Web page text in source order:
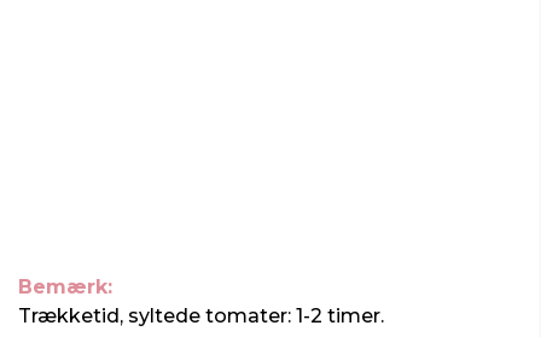
Bemærk:
Trækketid, syltede tomater: 1-2 timer.